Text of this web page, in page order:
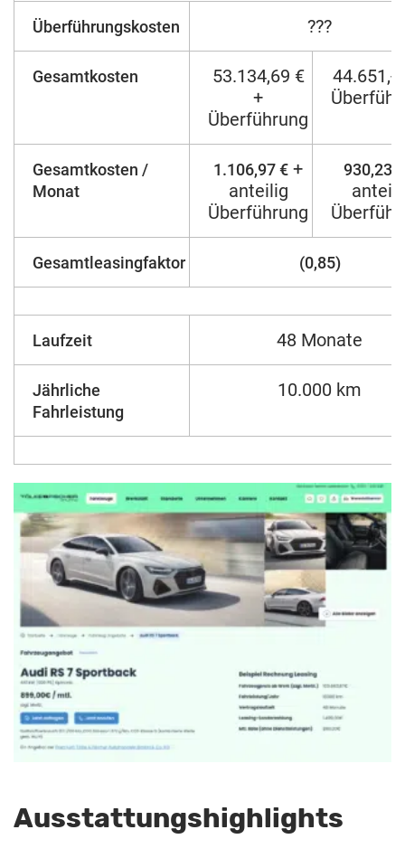
Überführungskosten ???
Gesamtkosten
53.134,69 €
+
Überführung
Gesamtkosten /
Monat
1.106,97 € +
anteilig
Überführung
930,23 €
Gesamtleasingfaktor (0,85)
Laufzeit 48 Monate
Jährliche
Fahrleistung
10.000 km
Ausstattungshighlights